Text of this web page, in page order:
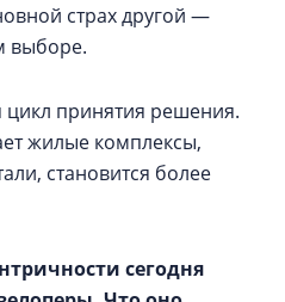
страх другой —
выборе.
цикл принятия решения.
жилые комплексы,
становится более
сегодня